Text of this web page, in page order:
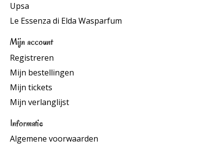
Upsa
Le Essenza di Elda Wasparfum
Mijn account
Registreren
Mijn bestellingen
Mijn tickets
Mijn verlanglijst
Informatie
Algemene voorwaarden